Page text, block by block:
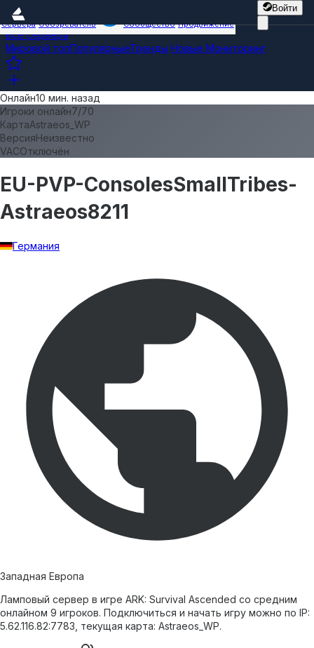
Войти
Сервера Обозреватель Сообщество Продвижение
Все сервера
Мировой топПопулярныеТренды Новые Мониторинг
EU-PVP-ConsolesSmallTribes-
Astraeos8211
Германия
Западная Европа
Ламповый сервер в игре ARK: Survival Ascended со средним
онлайном 9 игроков. Подключиться и начать игру можно по IP:
5.62.116.82:7783, текущая карта: Astraeos_WP.
Онлайн10 мин. назад
Игроки онлайн7/70
КартаAstraeos_WP
ВерсияНеизвестно
VACОтключён